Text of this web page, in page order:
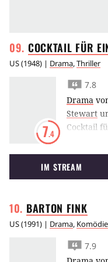
COCKTAIL FÜR
US(1948) | Drama,Thriller
7.4
7.8
Drama
Stewart
Cocktail
beweisen,
IM STREAM
BARTON FINK
US(1991) | Drama, Komödie
7.9